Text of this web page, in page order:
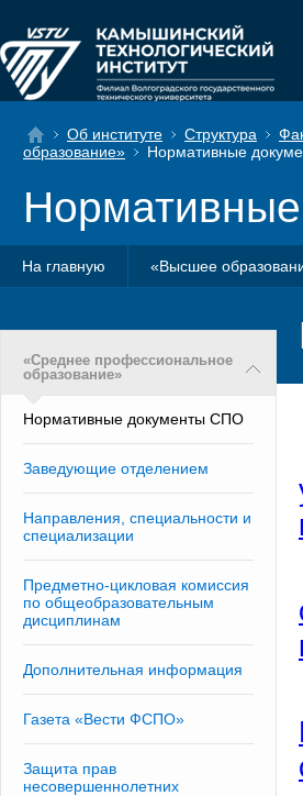
Об институте Структура
образование»
Нормативные
На главную «Высшее
«Среднее профессиональное
образование»
Нормативные документы СПО
Заведующие отделением
Направления, специальности и
специализации
Предметно-цикловая комиссия
по общеобразовательным
дисциплинам
Дополнительная информация
Газета «Вести ФСПО»
Защита прав
несовершеннолетних